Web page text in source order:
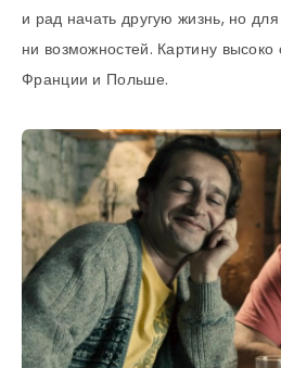
и рад начать другую жизнь, но
ни возможностей. Картину
Франции и Польше.